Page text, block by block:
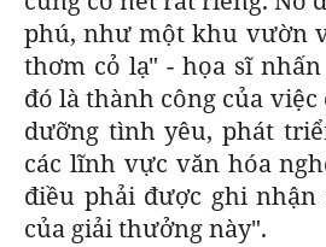
phú, như một khu vườn
thơm cỏ lạ" - họa sĩ
đó là thành công của
dưỡng tình yêu, phát
các lĩnh vực văn hóa
điều phải được ghi
của giải thưởng này".